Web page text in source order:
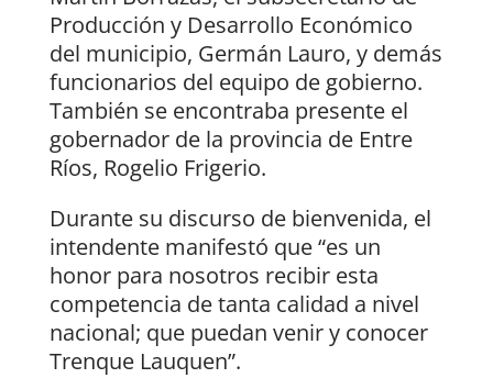
Producción y Desarrollo Económico
del municipio, Germán Lauro, y demás
funcionarios del equipo de gobierno.
También se encontraba presente el
gobernador de la provincia de Entre
Ríos, Rogelio Frigerio.
Durante su discurso de bienvenida, el
intendente manifestó que “es un
honor para nosotros recibir esta
competencia de tanta calidad a nivel
nacional; que puedan venir y conocer
Trenque Lauquen”.